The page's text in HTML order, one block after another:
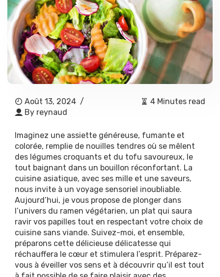
Août 13, 2024 /
By reynaud
4 Minutes read
Imaginez une assiette généreuse, fumante et
colorée, remplie de nouilles tendres où se mêlent
des légumes croquants et du tofu savoureux, le
tout baignant dans un bouillon réconfortant. La
cuisine asiatique, avec ses mille et une saveurs,
nous invite à un voyage sensoriel inoubliable.
Aujourd’hui, je vous propose de plonger dans
l’univers du ramen végétarien, un plat qui saura
ravir vos papilles tout en respectant votre choix de
cuisine sans viande. Suivez-moi, et ensemble,
préparons cette délicieuse délicatesse qui
réchauffera le cœur et stimulera l’esprit. Préparez-
vous à éveiller vos sens et à découvrir qu’il est tout